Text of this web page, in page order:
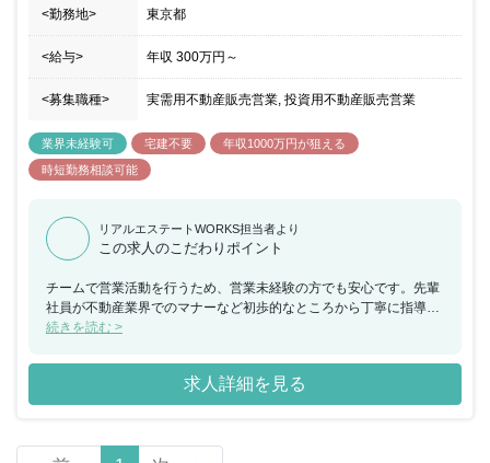
<勤務地> 東京都
<給与> 年収 300万円 ～
<募集職種> 実需用不動産販売営業, 投資用不動産販売営業
業界未経験可 宅建不要
年収1000万円が狙える
時短勤務相談可能
リアルエステートWORKS担当者より
この求人のこだわりポイント
チームで営業活動を行うため、営業未経験の方でも安心です。先輩
社員が不動産業界でのマナーなど初歩的なところから丁寧に指導し
ていきます。
続きを読む >
求人詳細を見る